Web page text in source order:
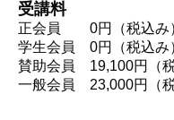
受講料
正会員 0円（税込み
学生会員 0円（税込み
賛助会員 19,100円（税
一般会員 23,000円（税